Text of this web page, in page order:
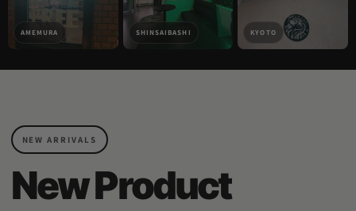
AMEMURA SHINSAIBASHI KYOTO
NEW ARRIVALS
New Product